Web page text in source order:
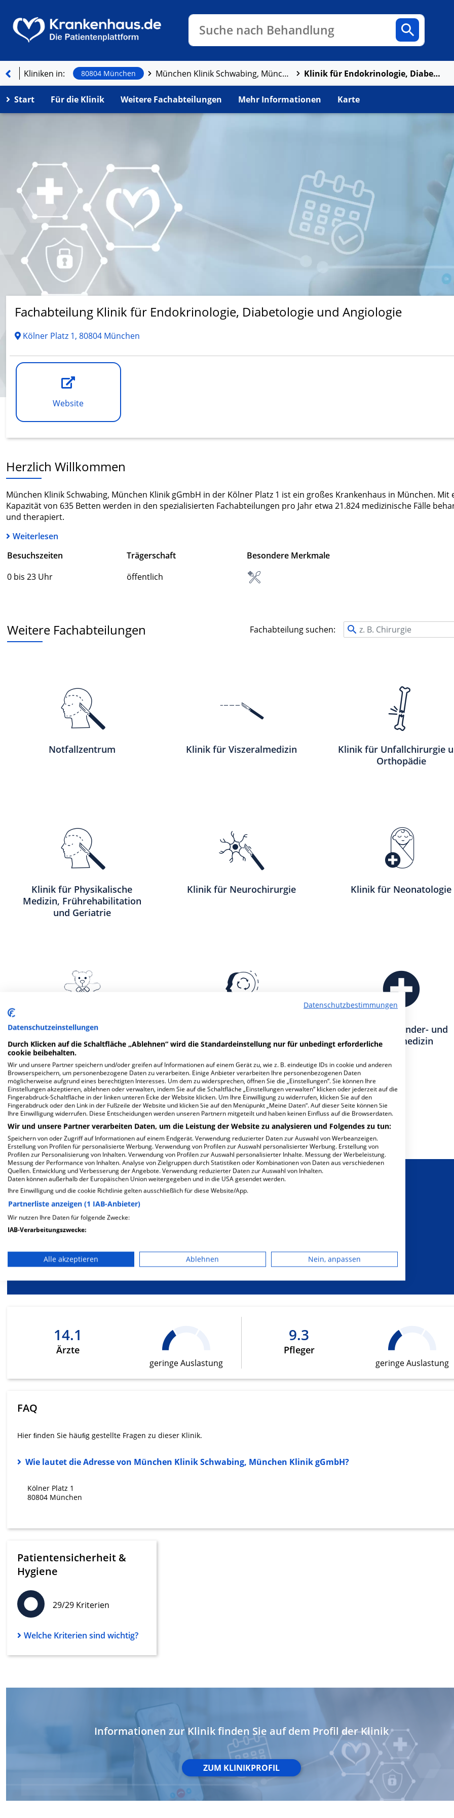
Suche nach Behandlung
Kliniken in: 80804 München München Klinik Schwabing, München Klinik gGmbH Klinik für Endokrinologie, Diabetologie und Angiologie
Start Für die Klinik Weitere Fachabteilungen Mehr Informationen Karte
Fachabteilung Klinik für Endokrinologie, Diabetologie und Angiologie
Kölner Platz 1, 80804 München
Website
Herzlich Willkommen
München Klinik Schwabing, München Klinik gGmbH in der Kölner Platz 1 ist ein großes Krankenhaus in München. Mit
Kapazität von 635 Betten werden in den spezialisierten Fachabteilungen pro Jahr etwa 21.824 medizinische Fälle
und therapiert.
Weiterlesen
Besuchszeiten
0 bis 23 Uhr
Trägerschaft
öffentlich
Besondere Merkmale
Weitere Fachabteilungen Fachabteilung suchen:
Notfallzentrum Klinik für Viszeralmedizin
Klinik für Unfallchirurgie
Orthopädie
Klinik für Physikalische
Medizin, Frührehabilitation
und Geriatrie
Klinik für Neurochirurgie Klinik für Neonatologie
Klinik für Kinderchirurgie
Jugendpsychosomatik
Klinik für Kinder- und
Jugendmedizin
WeitereFachabteilungen 7
Mehr Informationen
Besondere Merkmale
besonderem
Ernährungsbedarf
14.1
Ärzte
geringe Auslastung
9.3
Pfleger
geringe Auslastung
FAQ
Hier ﬁnden Sie häuﬁg gestellte Fragen zu dieser Klinik.
Wie lautet die Adresse von München Klinik Schwabing, München Klinik gGmbH?
Kölner Platz 1
80804 München
Patientensicherheit &
Hygiene
29/29 Kriterien
Welche Kriterien sind wichtig?
Informationen zur Klinik finden Sie auf dem Profil der Klinik
ZUM KLINIKPROFIL
Datenschutzbestimmungen
Datenschutzeinstellungen
Durch Klicken auf die Schaltfläche „Ablehnen“ wird die Standardeinstellung nur für unbedingt erforderliche
cookie beibehalten.
Wir und unsere Partner speichern und/oder greifen auf Informationen auf einem Gerät zu, wie z. B. eindeutige IDs in cookie und anderen
Browserspeichern, um personenbezogene Daten zu verarbeiten. Einige Anbieter verarbeiten Ihre personenbezogenen Daten
möglicherweise aufgrund eines berechtigten Interesses. Um dem zu widersprechen, öffnen Sie die „Einstellungen“. Sie können Ihre
Einstellungen akzeptieren, ablehnen oder verwalten, indem Sie auf die Schaltfläche „Einstellungen verwalten“ klicken oder jederzeit auf die
Fingerabdruck-Schaltfläche in der linken unteren Ecke der Website klicken. Um Ihre Einwilligung zu widerrufen, klicken Sie auf den
Fingerabdruck oder den Link in der Fußzeile der Website und klicken Sie auf den Menüpunkt „Meine Daten“. Auf dieser Seite können Sie
Ihre Einwilligung widerrufen. Diese Entscheidungen werden unseren Partnern mitgeteilt und haben keinen Einfluss auf die Browserdaten.
Wir und unsere Partner verarbeiten Daten, um die Leistung der Website zu analysieren und Folgendes zu tun:
Speichern von oder Zugriff auf Informationen auf einem Endgerät. Verwendung reduzierter Daten zur Auswahl von Werbeanzeigen.
Erstellung von Profilen für personalisierte Werbung. Verwendung von Profilen zur Auswahl personalisierter Werbung. Erstellung von
Profilen zur Personalisierung von Inhalten. Verwendung von Profilen zur Auswahl personalisierter Inhalte. Messung der Werbeleistung.
Messung der Performance von Inhalten. Analyse von Zielgruppen durch Statistiken oder Kombinationen von Daten aus verschiedenen
Quellen. Entwicklung und Verbesserung der Angebote. Verwendung reduzierter Daten zur Auswahl von Inhalten.
Daten können außerhalb der Europäischen Union weitergegeben und in die USA gesendet werden.
Ihre Einwilligung und die cookie Richtlinie gelten ausschließlich für diese Website/App.
Partnerliste anzeigen (1 IAB-Anbieter)
Wir nutzen Ihre Daten für folgende Zwecke:
IAB-Verarbeitungszwecke:
Verwendung reduzierter Daten zur Auswahl von Werbeanzeigen
Erstellung von Profilen zur Personalisierung von Inhalten
Verwendung von Profilen zur Auswahl personalisierter Inhalte
Analyse von Zielgruppen durch Statistiken oder Kombinationen von Daten aus
Entwicklung und Verbesserung der Angebote
Verwendung reduzierter Daten zur Auswahl von Inhalten
Verwendung genauer Standortdaten
Nicht-IAB-Verarbeitungszwecke:
Performance
Funktional
Werbung
Alle akzeptieren Ablehnen Nein, anpassen